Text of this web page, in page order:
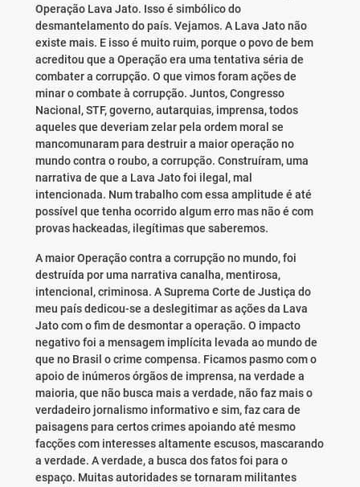
Operação Lava Jato. Isso é simbólico do
desmantelamento do país. Vejamos. A Lava Jato não
existe mais. E isso é muito ruim, porque o povo de bem
acreditou que a Operação era uma tentativa séria de
combater a corrupção. O que vimos foram ações de
minar o combate à corrupção. Juntos, Congresso
Nacional, STF, governo, autarquias, imprensa, todos
aqueles que deveriam zelar pela ordem moral se
mancomunaram para destruir a maior operação no
mundo contra o roubo, a corrupção. Construíram, uma
narrativa de que a Lava Jato foi ilegal, mal
intencionada. Num trabalho com essa amplitude é até
possível que tenha ocorrido algum erro mas não é com
provas hackeadas, ilegítimas que saberemos.
A maior Operação contra a corrupção no mundo, foi
destruída por uma narrativa canalha, mentirosa,
intencional, criminosa. A Suprema Corte de Justiça do
meu país dedicou-se a deslegitimar as ações da Lava
Jato com o fim de desmontar a operação. O impacto
negativo foi a mensagem implícita levada ao mundo de
que no Brasil o crime compensa. Ficamos pasmo com o
apoio de inúmeros órgãos de imprensa, na verdade a
maioria, que não busca mais a verdade, não faz mais o
verdadeiro jornalismo informativo e sim, faz cara de
paisagens para certos crimes apoiando até mesmo
facções com interesses altamente escusos, mascarando
a verdade. A verdade, a busca dos fatos foi para o
espaço. Muitas autoridades se tornaram militantes